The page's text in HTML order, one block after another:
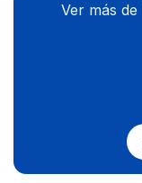
Ver más